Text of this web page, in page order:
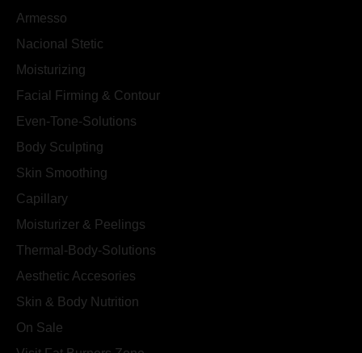
Armesso
Nacional Stetic
Moisturizing
Facial Firming & Contour
Even-Tone-Solutions
Body Sculpting
Skin Smoothing
Capillary
Moisturizer & Peelings
Thermal-Body-Solutions
Aesthetic Accesories
Skin & Body Nutrition
On Sale